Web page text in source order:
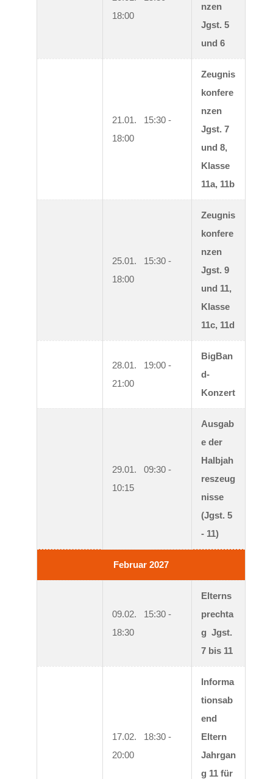
18:00
nzen
Jgst. 5
und 6
21.01.   15:30 -
18:00
Zeugnis
konfere
nzen
Jgst. 7
und 8,
Klasse
11a, 11b
25.01.   15:30 -
18:00
Zeugnis
konfere
nzen
Jgst. 9
und 11,
Klasse
11c, 11d
28.01.   19:00 -
21:00
BigBan
d-
Konzert
29.01.   09:30 -
10:15
Ausgab
e der
Halbjah
reszeug
nisse
(Jgst. 5
- 11)
Februar 2027
09.02.   15:30 -
18:30
Elterns
prechta
g  Jgst.
7 bis 11
17.02.   18:30 -
20:00
Informa
tionsab
end
Eltern
Jahrgan
g 11 für